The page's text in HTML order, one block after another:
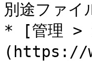
別途ファイ
* [管理 >
(https://